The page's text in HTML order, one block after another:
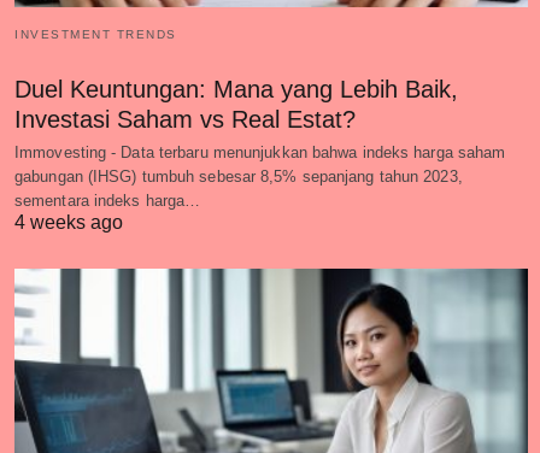
INVESTMENT TRENDS
Duel Keuntungan: Mana yang Lebih Baik,
Investasi Saham vs Real Estat?
Immovesting - Data terbaru menunjukkan bahwa indeks harga saham
gabungan (IHSG) tumbuh sebesar 8,5% sepanjang tahun 2023,
sementara indeks harga…
4 weeks ago